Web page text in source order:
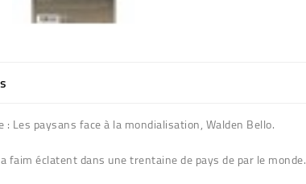
: Les paysans face à la mondialisation, Walden Bello.
faim éclatent dans une trentaine de pays de par le monde.